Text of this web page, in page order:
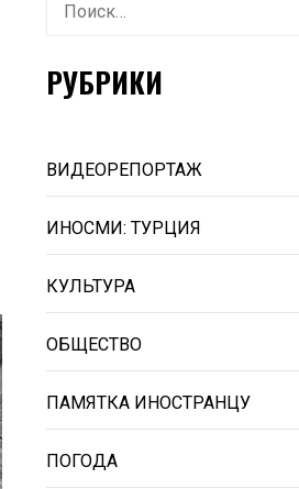
РУБРИКИ
ВИДЕОРЕПОРТАЖ
ИНОСМИ: ТУРЦИЯ
КУЛЬТУРА
ОБЩЕСТВО
ПАМЯТКА ИНОСТРАНЦУ
ПОГОДА